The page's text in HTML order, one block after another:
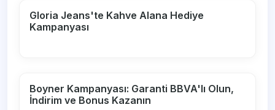
Gloria Jeans'te Kahve Alana Hediye
Kampanyası
Boyner Kampanyası: Garanti BBVA'lı Olun,
İndirim ve Bonus Kazanın